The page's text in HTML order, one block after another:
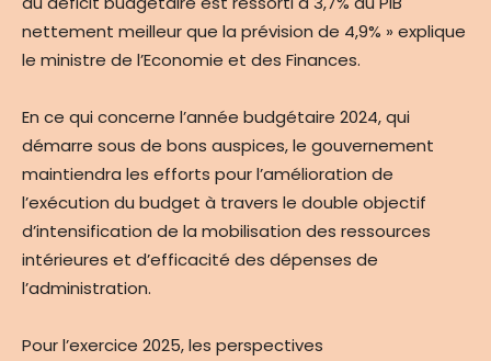
nettement meilleur que la prévision de 4,9% » explique
le ministre de l’Economie et des Finances.
En ce qui concerne l’année budgétaire 2024, qui
démarre sous de bons auspices, le gouvernement
maintiendra les efforts pour l’amélioration de
l’exécution du budget à travers le double objectif
d’intensification de la mobilisation des ressources
intérieures et d’efficacité des dépenses de
l’administration.
Pour l’exercice 2025, les perspectives